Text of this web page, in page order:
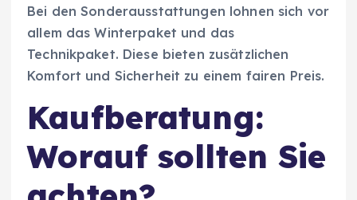
Bei den Sonderausstattungen lohnen sich vor
allem das Winterpaket und das
Technikpaket. Diese bieten zusätzlichen
Komfort und Sicherheit zu einem fairen Preis.
Kaufberatung:
Worauf sollten Sie